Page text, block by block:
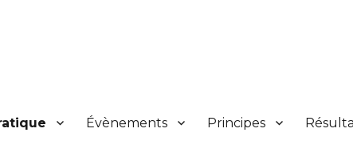
Évènements Principes